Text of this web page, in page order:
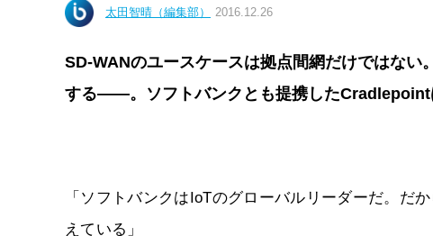
太田智晴（編集部） 2016.12.26
SD-WANのユースケースは拠点間網だけではな
する――。ソフトバンクとも提携したCradlepoint
「ソフトバンクはIoTのグローバルリーダーだ。だ
えている」